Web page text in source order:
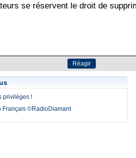
privilèges !
Français ©RadioDiamant